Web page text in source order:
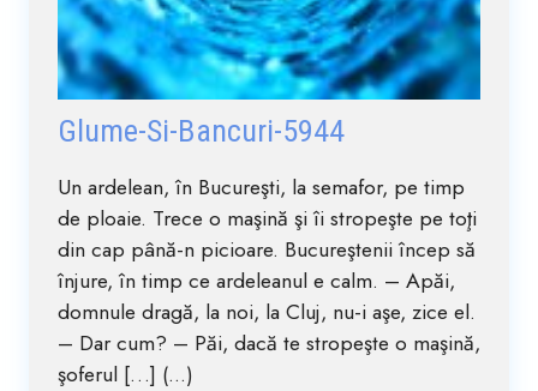
Glume-Si-Bancuri-5944
Un ardelean, în Bucureşti, la semafor, pe timp
de ploaie. Trece o maşină şi îi stropeşte pe toţi
din cap până-n picioare. Bucureştenii încep să
înjure, în timp ce ardeleanul e calm. – Apăi,
domnule dragă, la noi, la Cluj, nu-i aşe, zice el.
– Dar cum? – Păi, dacă te stropeşte o maşină,
şoferul […] (...)